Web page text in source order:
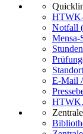
Notfall
Mensa-
E-Mail